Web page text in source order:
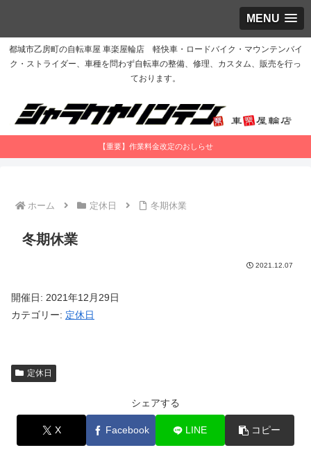
MENU
都城市乙房町の自転車屋 車楽屋輪店 軽快車・ロードバイク・マウンテンバイ
ク・ストライダー、車種を問わず自転車の整備、修理、カスタム、販売を行っ
ております。
【重要】作業料金改定のおしらせ
ホーム 定休日 冬期休業
冬期休業
2021.12.07
開催日: 2021年12月29日
カテゴリー: 定休日
定休日
シェアする
X Facebook LINE コピー